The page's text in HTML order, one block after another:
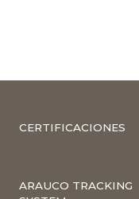
CERTIFICACIONES
ARAUCO TRACKING